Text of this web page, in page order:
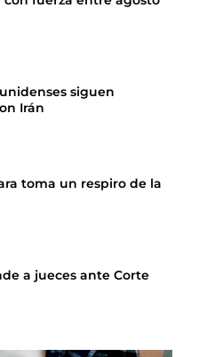
siguen
Irán
toma un respiro de la
a jueces ante Corte